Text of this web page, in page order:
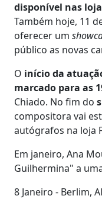
disponível nas
Também hoje, 11
oferecer um
público as novas
O início da
marcado para as
Chiado. No fim do
compositora vai
autógrafos na loja
Em janeiro, Ana
Guilhermina" a
8 Janeiro - Berlim,